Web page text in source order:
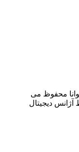
محفوظ می
دیجیتال